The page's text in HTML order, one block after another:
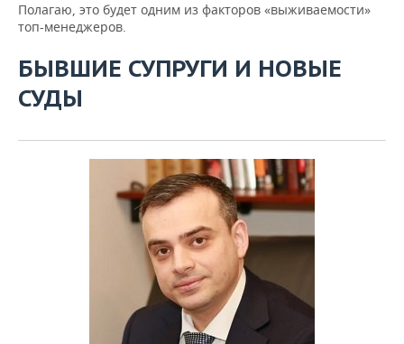
Полагаю, это будет одним из факторов «выживаемости»
топ-менеджеров.
БЫВШИЕ СУПРУГИ И НОВЫЕ
СУДЫ